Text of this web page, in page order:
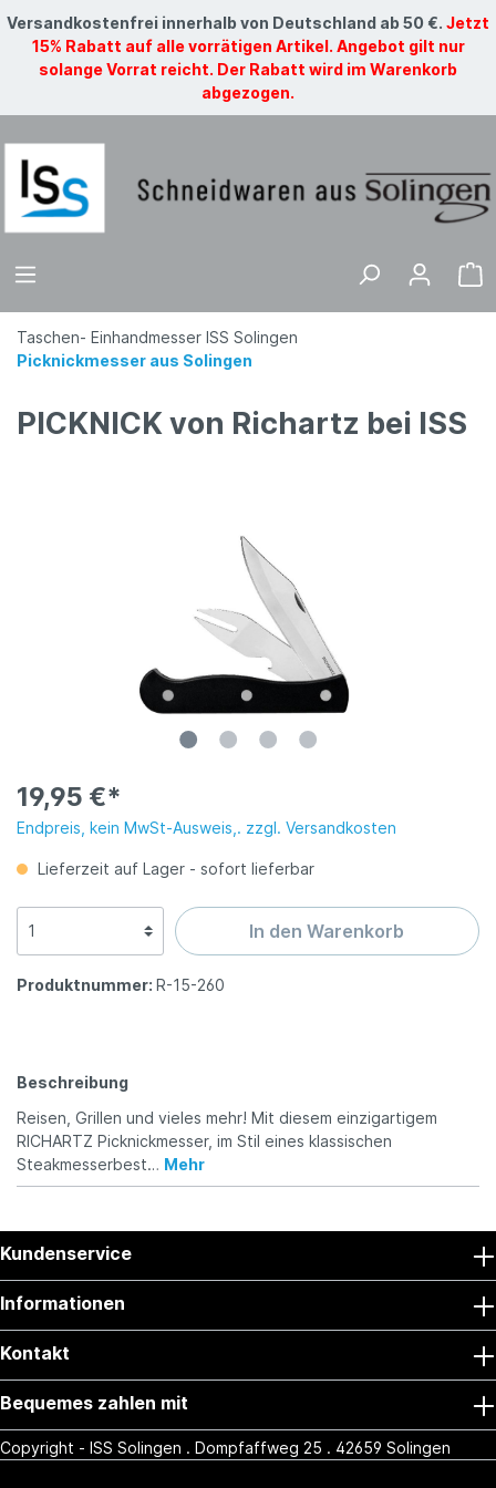
Versandkostenfrei innerhalb von Deutschland ab 50 €. Jetzt
15% Rabatt auf alle vorrätigen Artikel. Angebot gilt nur
solange Vorrat reicht. Der Rabatt wird im Warenkorb
abgezogen.
Taschen- Einhandmesser ISS Solingen
Picknickmesser aus Solingen
PICKNICK von Richartz bei ISS
19,95 €*
Endpreis, kein MwSt-Ausweis,. zzgl. Versandkosten
Lieferzeit auf Lager - sofort lieferbar
In den Warenkorb
Produktnummer: R-15-260
Beschreibung
Reisen, Grillen und vieles mehr! Mit diesem einzigartigem
RICHARTZ Picknickmesser, im Stil eines klassischen
Steakmesserbest… Mehr
Kundenservice
Informationen
Kontakt
Bequemes zahlen mit
Copyright - ISS Solingen . Dompfaffweg 25 . 42659 Solingen